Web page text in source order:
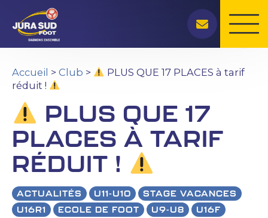
contenu
Accueil > Club >
PLUS QUE 17 PLACES à tarif
réduit !
PLUS QUE 17
PLACES À TARIF
RÉDUIT !
ACTUALITÉS U11-U10
STAGE VACANCES
U16R1
ECOLE DE FOOT U9-U8
U16F
Rechercher